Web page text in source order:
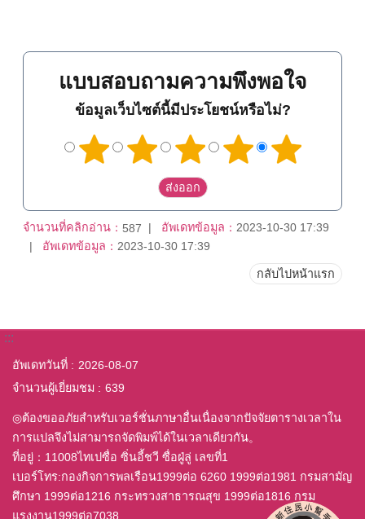
แบบสอบถามความพึงพอใจ
ข้อมูลเว็บไซต์นี้มีประโยชน์หรือไม่?
จำนวนที่คลิกอ่าน： 587 อัพเดทข้อมูล： 2023-10-30 17:39
อัพเดทข้อมูล： 2023-10-30 17:39
กลับไปหน้าแรก
:::
อัพเดทวันที่
2026-08-07
จำนวนผู้เยี่ยมชม
639
◎ต้องขออภัยสำหรับเวอร์ชั่นภาษาอื่นเนื่องจากปัจจัยตารางเวลาใน
การแปลจึงไม่สามารถจัดพิมพ์ได้ในเวลาเดียวกัน。
ที่อยู่：11008ไทเปซื่อ ซิ่นอี้ชวี ซื่อฝู่ลู่ เลขที่1
เบอร์โทร:กองกิจการพลเรือน1999ต่อ 6260 1999ต่อ1981 กรมสามัญ
ศึกษา 1999ต่อ1216 กระทรวงสาธารณสุข 1999ต่อ1816 กรม
แรงงาน1999ต่อ7038